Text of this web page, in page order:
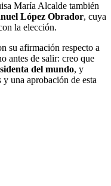
María Alcalde también
López Obrador, cuya
la elección.
su afirmación respecto a
antes de salir: creo que
del mundo, y
una aprobación de esta